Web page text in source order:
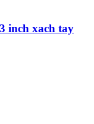
inch xach tay